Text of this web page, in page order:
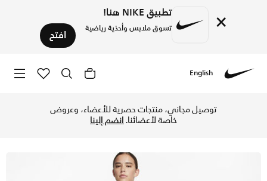
× تطبيق NIKE هنا!
تسوق ملابس وأحذية رياضية افتح
English
توصيل مجاني، منتجات حصرية للأعضاء، وعروض
خاصة لأعضائنا.انضم إلينا